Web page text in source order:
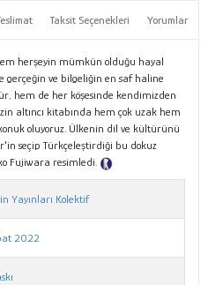
Taksit Seçenekleri Yorumlar
herşeyin mümkün olduğu hayal
gerçeğin ve bilgeliğin en saf haline
hem de her köşesinde kendimizden
altıncı kitabında hem çok uzak hem
konuk oluyoruz. Ülkenin dil ve kültürünü
seçip Türkçeleştirdiği bu dokuz
Fujiwara resimledi.
Yayınları Kolektif
2022